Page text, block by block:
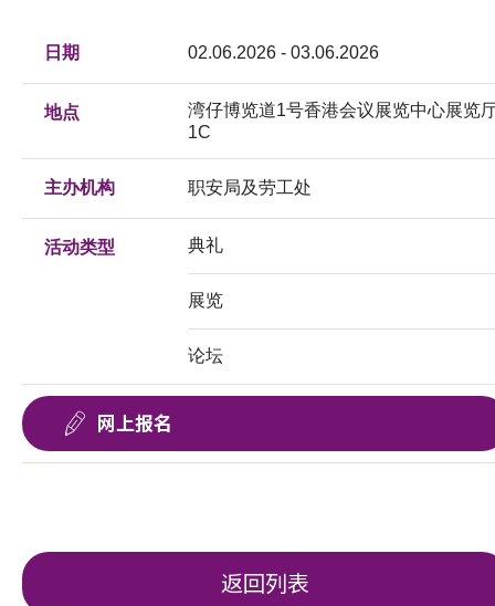
日期 02.06.2026 - 03.06.2026
地点
湾仔博览道1号香港会议展览中心展览
1C
主办机构 职安局及劳工处
活动类型 典礼
展览
论坛
网上报名
返回列表